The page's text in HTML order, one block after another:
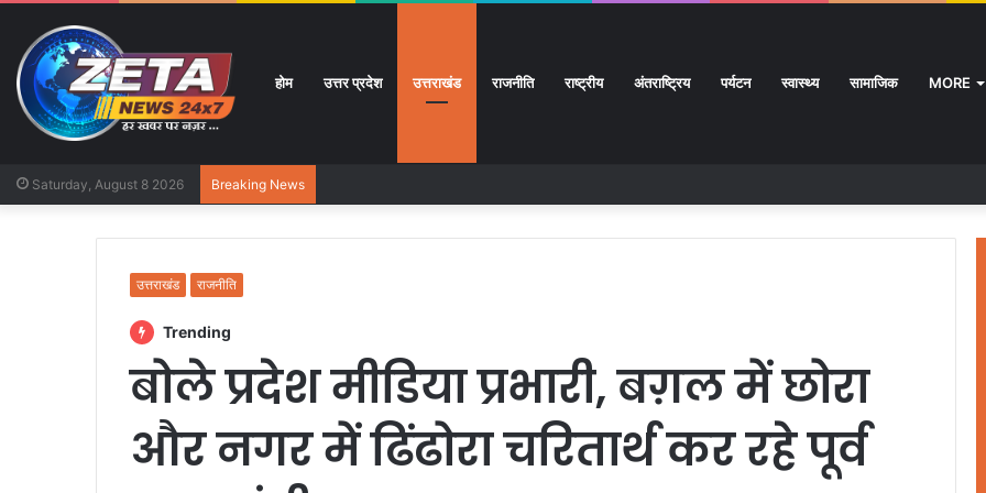
होम उत्तर प्रदेश उत्तराखंड राजनीति राष्ट्रीय अंतराष्ट्रिय पर्यटन स्वास्थ्य सामाजिक MORE
Saturday, August 8 2026 Breaking News
उत्तराखंड राजनीति
Trending
बोले प्रदेश मीडिया प्रभारी, बग़ल में छोरा
और नगर में ढिंढोरा चरितार्थ कर रहे पूर्व